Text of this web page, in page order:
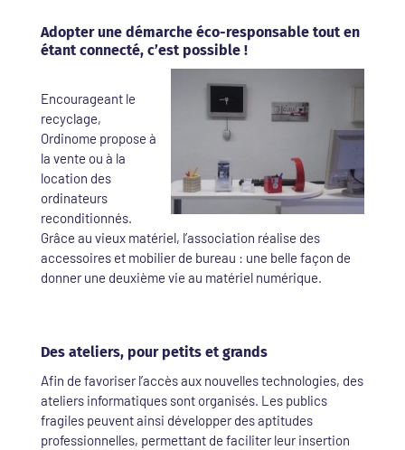
Adopter une démarche éco-responsable tout en
étant connecté, c’est possible !
Encourageant le
recyclage,
Ordinome propose à
la vente ou à la
location des
ordinateurs
reconditionnés.
Grâce au vieux matériel, l’association réalise des
accessoires et mobilier de bureau : une belle façon de
donner une deuxième vie au matériel numérique.
Des ateliers, pour petits et grands
Afin de favoriser l’accès aux nouvelles technologies, des
ateliers informatiques sont organisés. Les publics
fragiles peuvent ainsi développer des aptitudes
professionnelles, permettant de faciliter leur insertion